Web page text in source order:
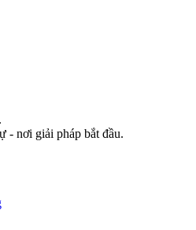
- nơi giải pháp bắt đầu.